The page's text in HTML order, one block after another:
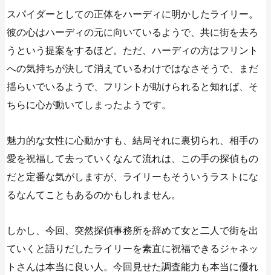
スパイダーとしての正体をハーディに明かしたライリー。
彼の心はハーディの元に向いているようで、共に街を去ろ
うという提案をするほど。ただ、ハーディの方はフリント
への気持ちが決して消えているわけではなさそうで、まだ
揺らいでいるようで、フリントが助けられると知れば、そ
ちらに心が動いてしまったようです。
魅力的な女性に心動かすも、結局それに裏切られ、相手の
愛を祝福して去っていくなんて流れは、この手の探偵もの
だと定番な気がしますが、ライリーもそういうラストにな
るなんてこともあるのかもしれません。
しかし、今回、突然探偵事務所を辞めて女と二人で街を出
ていくと語りだしたライリーを素直に祝福できるジャネッ
トさんは本当に良い人。今回見せた調査能力も本当に優れ